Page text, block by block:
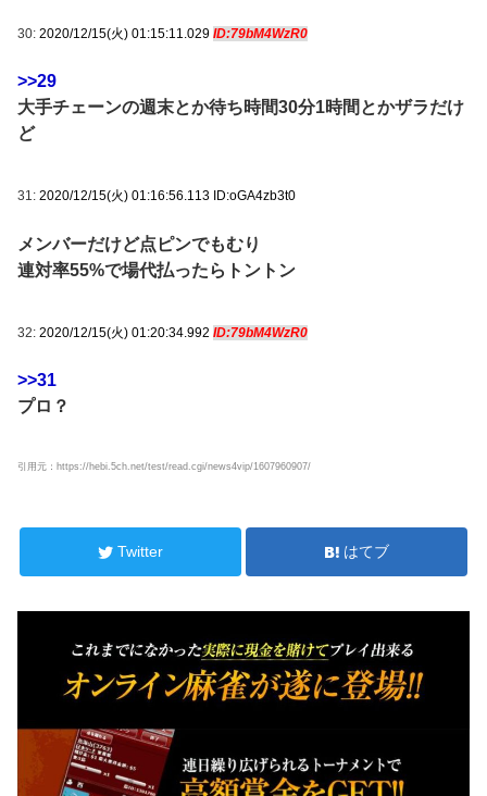
30: 2020/12/15(火) 01:15:11.029 ID:79bM4WzR0
>>29
大手チェーンの週末とか待ち時間30分1時間とかザラだけ
ど
31: 2020/12/15(火) 01:16:56.113 ID:oGA4zb3t0
メンバーだけど点ピンでもむり
連対率55%で場代払ったらトントン
32: 2020/12/15(火) 01:20:34.992 ID:79bM4WzR0
>>31
プロ？
引用元：https://hebi.5ch.net/test/read.cgi/news4vip/1607960907/
Twitter はてブ